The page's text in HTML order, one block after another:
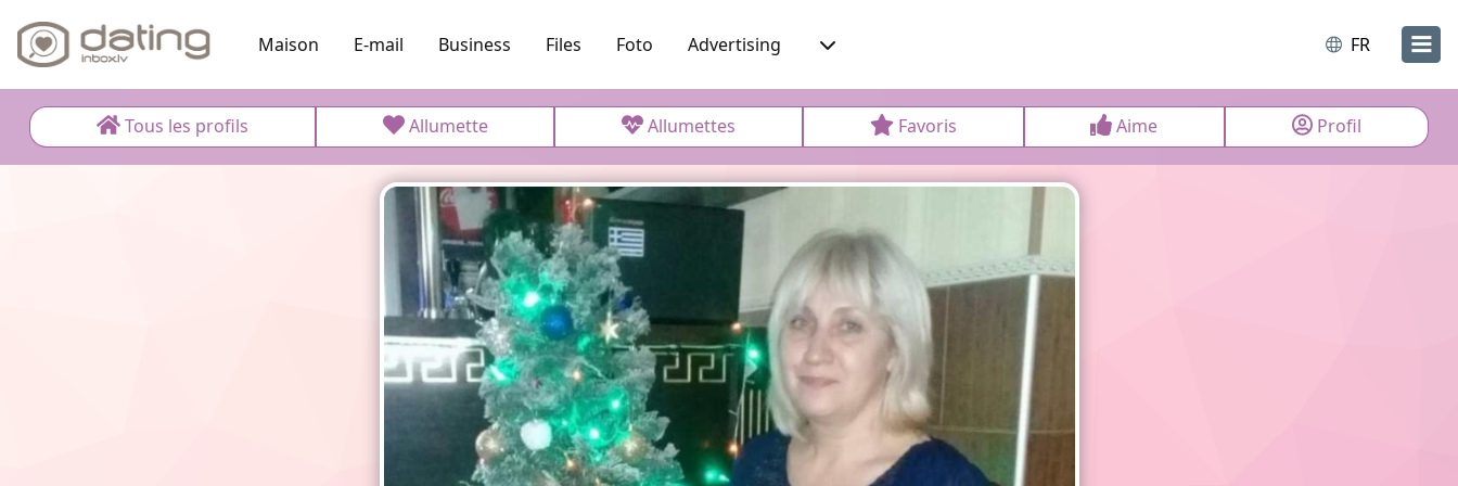
Maison E-mail Business Files Foto Advertising FR
Tous les profils Allumette Allumettes Favoris Aime Profil